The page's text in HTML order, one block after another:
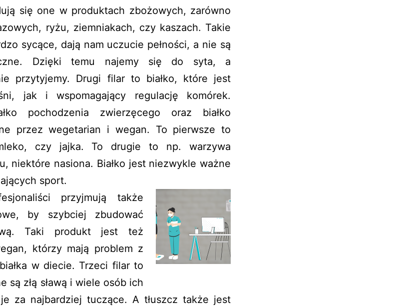
się one w produktach zbożowych, zarówno
ryżu, ziemniakach, czy kaszach. Takie
sycące, dają nam uczucie pełności, a nie są
Dzięki temu najemy się do syta, a
przytyjemy. Drugi filar to białko, które jest
jak i wspomagający regulację komórek.
pochodzenia zwierzęcego oraz białko
przez wegetarian i wegan. To pierwsze to
czy jajka. To drugie to np. warzywa
niektóre nasiona. Białko jest niezwykle ważne
sport.
przyjmują także
by szybciej zbudować
Taki produkt jest też
którzy mają problem z
w diecie. Trzeci filar to
są złą sławą i wiele osób ich
za najbardziej tuczące. A tłuszcz także jest